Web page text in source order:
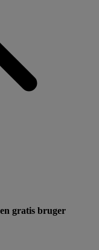
gratis bruger